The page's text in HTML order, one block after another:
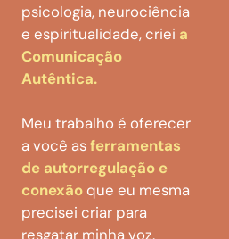
psicologia, neurociência
e espiritualidade, criei a
Comunicação
Autêntica.
Meu trabalho é oferecer
a você asferramentas
de autorregulação e
conexão que eu mesma
precisei criar para
resgatar minha voz.